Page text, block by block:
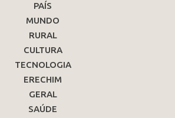
PAÍS
MUNDO
RURAL
CULTURA
TECNOLOGIA
ERECHIM
GERAL
SAÚDE